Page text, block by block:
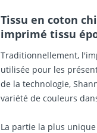
Tissu en coton
imprimé tissu
Traditionnellement,
utilisée pour les
de la technologie,
variété de couleurs
La partie la plus